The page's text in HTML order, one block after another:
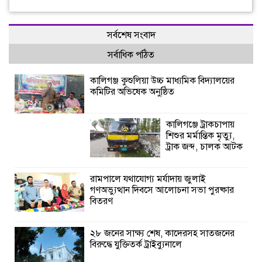
সর্বশেষ সংবাদ
সর্বাধিক পঠিত
কালিগঞ্জ কুশুলিয়া উচ্চ মাধ্যমিক বিদ্যালয়ের
কমিটির অভিষেক অনুষ্ঠিত
কালিগঞ্জে ট্রাকচাপায়
শিশুর মর্মান্তিক মৃত্যু,
ট্রাক জব্দ, চালক আটক
রামপালে যথাযোগ্য মর্যাদায় জুলাই
গণঅভ্যুত্থান দিবসে আলোচনা সভা পুরষ্কার
বিতরণ
২৮ জনের সাক্ষ্য শেষ, কাদেরসহ সাতজনের
বিরুদ্ধে যুক্তিতর্ক ট্রাইব্যুনালে